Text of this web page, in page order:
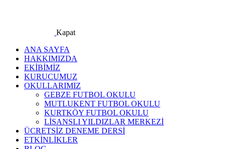
Kapat
ANA SAYFA
HAKKIMIZDA
EKİBİMİZ
KURUCUMUZ
OKULLARIMIZ
GEBZE FUTBOL OKULU
MUTLUKENT FUTBOL OKULU
KURTKÖY FUTBOL OKULU
LİSANSLI YILDIZLAR MERKEZİ
ÜCRETSİZ DENEME DERSİ
ETKİNLİKLER